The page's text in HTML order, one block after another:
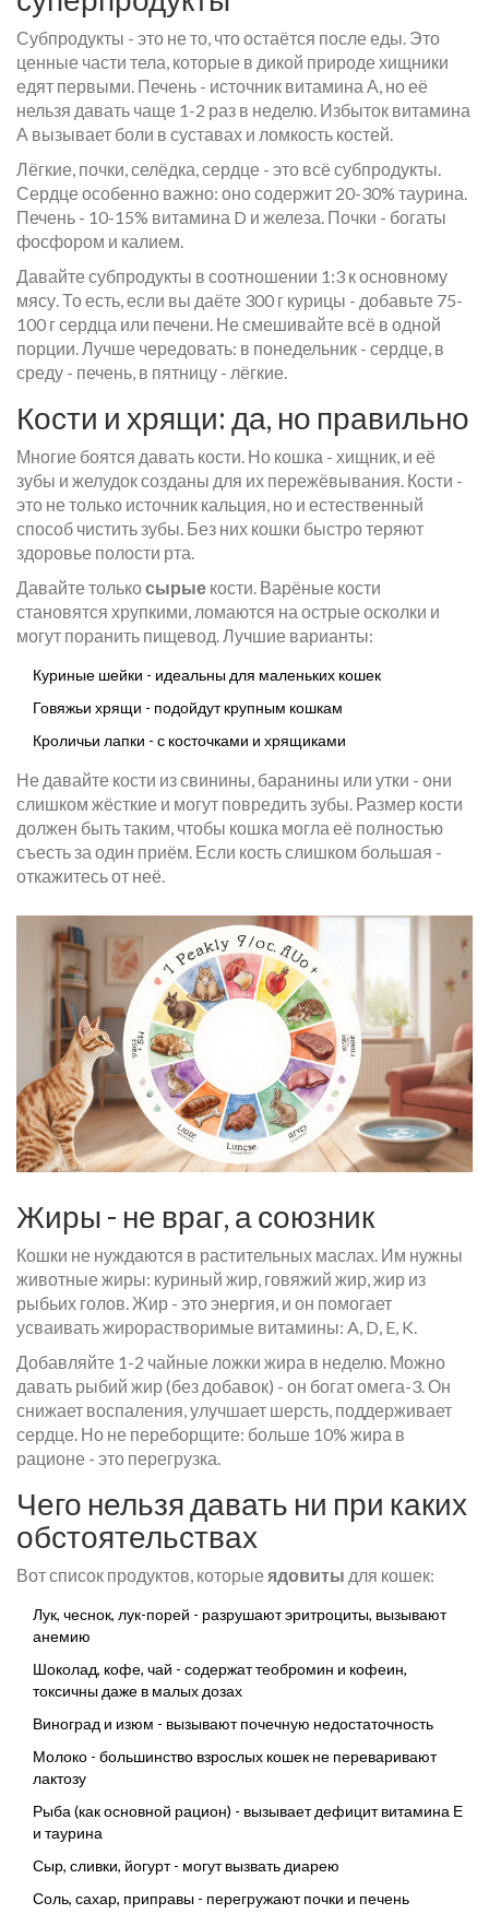
Субпродукты - это не то, что остаётся после еды. Это
ценные части тела, которые в дикой природе хищники
едят первыми. Печень - источник витамина А, но её
нельзя давать чаще 1-2 раз в неделю. Избыток витамина
А вызывает боли в суставах и ломкость костей.
Лёгкие, почки, селёдка, сердце - это всё субпродукты.
Сердце особенно важно: оно содержит 20-30% таурина.
Печень - 10-15% витамина D и железа. Почки - богаты
фосфором и калием.
Давайте субпродукты в соотношении 1:3 к основному
мясу. То есть, если вы даёте 300 г курицы - добавьте 75-
100 г сердца или печени. Не смешивайте всё в одной
порции. Лучше чередовать: в понедельник - сердце, в
среду - печень, в пятницу - лёгкие.
Кости и хрящи: да, но правильно
Многие боятся давать кости. Но кошка - хищник, и её
зубы и желудок созданы для их пережёвывания. Кости -
это не только источник кальция, но и естественный
способ чистить зубы. Без них кошки быстро теряют
здоровье полости рта.
Давайте толькосырые кости. Варёные кости
становятся хрупкими, ломаются на острые осколки и
могут поранить пищевод. Лучшие варианты:
Куриные шейки - идеальны для маленьких кошек
Говяжьи хрящи - подойдут крупным кошкам
Кроличьи лапки - с косточками и хрящиками
Не давайте кости из свинины, баранины или утки - они
слишком жёсткие и могут повредить зубы. Размер кости
должен быть таким, чтобы кошка могла её полностью
съесть за один приём. Если кость слишком большая -
откажитесь от неё.
Жиры - не враг, а союзник
Кошки не нуждаются в растительных маслах. Им нужны
животные жиры: куриный жир, говяжий жир, жир из
рыбьих голов. Жир - это энергия, и он помогает
усваивать жирорастворимые витамины: A, D, E, K.
Добавляйте 1-2 чайные ложки жира в неделю. Можно
давать рыбий жир (без добавок) - он богат омега-3. Он
снижает воспаления, улучшает шерсть, поддерживает
сердце. Но не переборщите: больше 10% жира в
рационе - это перегрузка.
Чего нельзя давать ни при каких
обстоятельствах
Вот список продуктов, которые ядовиты для кошек:
Лук, чеснок, лук-порей - разрушают эритроциты, вызывают
анемию
Шоколад, кофе, чай - содержат теобромин и кофеин,
токсичны даже в малых дозах
Виноград и изюм - вызывают почечную недостаточность
Молоко - большинство взрослых кошек не переваривают
лактозу
Рыба (как основной рацион) - вызывает дефицит витамина Е
и таурина
Сыр, сливки, йогурт - могут вызвать диарею
Соль, сахар, приправы - перегружают почки и печень